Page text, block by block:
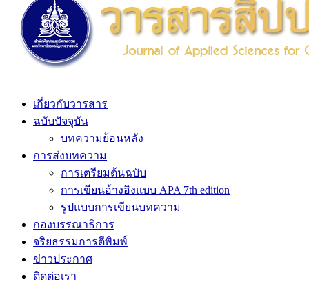
เกี่ยวกับวารสาร
ฉบับปัจจุบัน
บทความย้อนหลัง
การส่งบทความ
การเตรียมต้นฉบับ
การเขียนอ้างอิงแบบ APA 7th edition
รูปแบบการเขียนบทความ
กองบรรณาธิการ
จริยธรรมการตีพิมพ์
ข่าวประกาศ
ติดต่อเรา